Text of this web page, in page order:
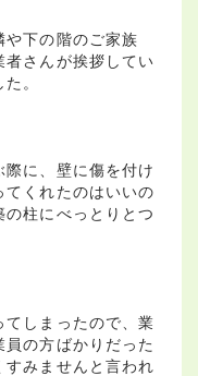
や下の階のご家族
者さんが挨拶してい
。
際に、壁に傷を付け
てくれたのはいいの
柱にべっとりとつ
てしまったので、業
の方ばかりだった
すみませんと言われ